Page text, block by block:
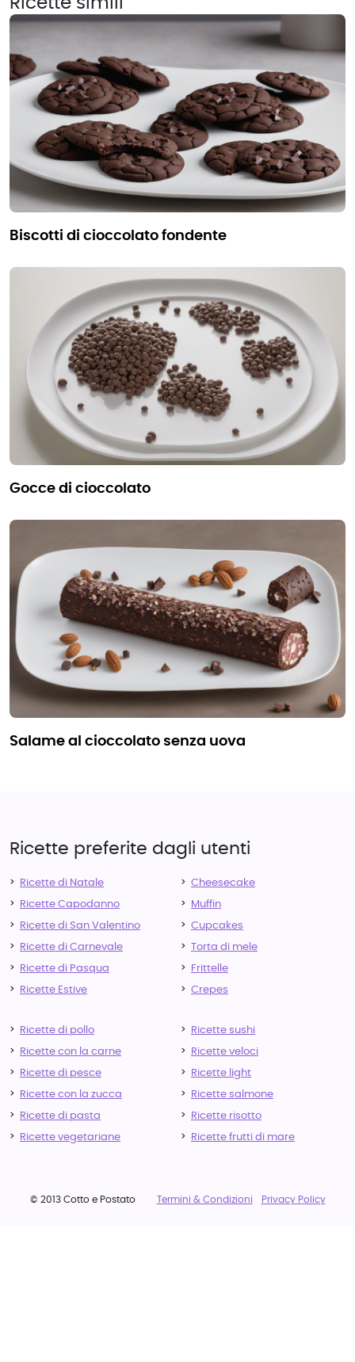
biscotti di cioccolato fondente
gocce di cioccolato
salame al cioccolato senza uova
Ricette preferite dagli utenti
Ricette di Natale
Ricette Capodanno
Ricette di San Valentino
Ricette di Carnevale
Ricette di Pasqua
Ricette Estive
Cheesecake
Muffin
Cupcakes
Torta di mele
Frittelle
Crepes
Ricette di pollo
Ricette con la carne
Ricette di pesce
Ricette con la zucca
Ricette di pasta
Ricette vegetariane
Ricette sushi
Ricette veloci
Ricette light
Ricette salmone
Ricette risotto
Ricette frutti di mare
© 2013 Cotto e Postato Termini & Condizioni Privacy Policy